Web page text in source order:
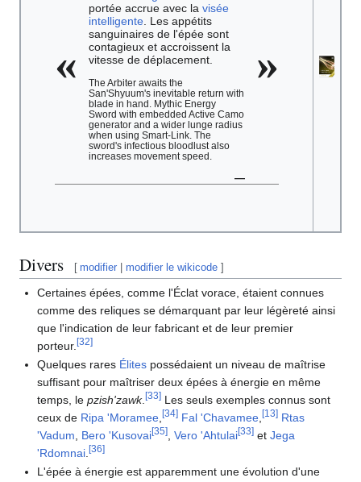
«
portée accrue avec la visée
intelligente. Les appétits
sanguinaires de l'épée sont
contagieux et accroissent la
vitesse de déplacement.
The Arbiter awaits the
San'Shyuum's inevitable return with
blade in hand. Mythic Energy
Sword with embedded Active Camo
generator and a wider lunge radius
when using Smart-Link. The
sword's infectious bloodlust also
increases movement speed.
—
»
Divers [ modifier |modifier le wikicode ]
Certaines épées, comme l'Éclat vorace, étaient connues
comme des reliques se démarquant par leur légèreté ainsi
que l'indication de leur fabricant et de leur premier
porteur.[32]
Quelques rares Élites possédaient un niveau de maîtrise
suffisant pour maîtriser deux épées à énergie en même
temps, lepzish'zawk.[33] Les seuls exemples connus sont
ceux de Ripa 'Moramee ,[34] Fal 'Chavamee ,[13] Rtas
'Vadum
Bero 'Kusovai[35] ,Vero 'Ahtulai[33] etJega
'Rdomnai .[36]
L'épée à énergie est apparemment une évolution d'une